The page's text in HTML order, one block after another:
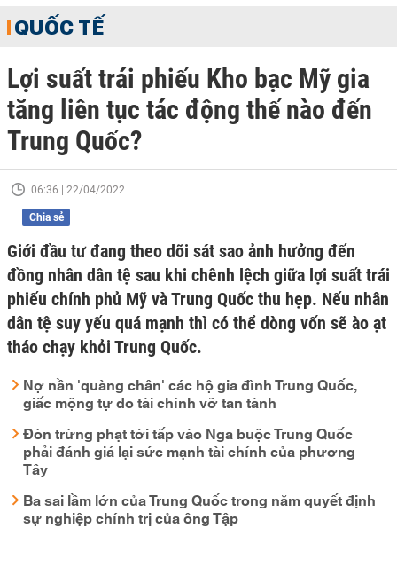
QUỐC TẾ
Lợi suất trái phiếu Kho bạc Mỹ gia
tăng liên tục tác động thế nào đến
Trung Quốc?
06:36 | 22/04/2022
Chia sẻ
Giới đầu tư đang theo dõi sát sao ảnh hưởng đến
đồng nhân dân tệ sau khi chênh lệch giữa lợi suất trái
phiếu chính phủ Mỹ và Trung Quốc thu hẹp. Nếu nhân
dân tệ suy yếu quá mạnh thì có thể dòng vốn sẽ ào ạt
tháo chạy khỏi Trung Quốc.
Nợ nần 'quàng chân' các hộ gia đình Trung Quốc,
giấc mộng tự do tài chính vỡ tan tành
Đòn trừng phạt tới tấp vào Nga buộc Trung Quốc
phải đánh giá lại sức mạnh tài chính của phương
Tây
Ba sai lầm lớn của Trung Quốc trong năm quyết định
sự nghiệp chính trị của ông Tập